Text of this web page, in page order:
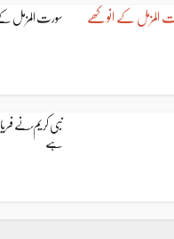
سورت المزمل
نبی کریم ؐنے
ہے